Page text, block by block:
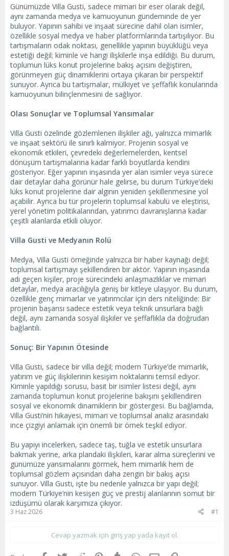
Günümüzde Villa Gusti, sadece mimari bir eser olarak değil,
aynı zamanda medya ve kamuoyunun gündeminde de yer
buluyor. Yapının sahibi ve inşaat sürecine dahil olan isimler,
özellikle sosyal medya ve haber platformlarında tartışılıyor. Bu
tartışmaların odak noktası, genellikle yapının büyüklüğü veya
estetiği değil; kiminle ve hangi ilişkilerle inşa edildiği. Bu durum,
toplumun lüks konut projelerine bakış açısını değiştiren,
görünmeyen güç dinamiklerini ortaya çıkaran bir perspektif
sunuyor. Ayrıca bu tartışmalar, mülkiyet ve şeffaflık konularında
kamuoyunun bilinçlenmesini de sağlıyor.
Olası Sonuçlar ve Toplumsal Yansımalar
Villa Gusti özelinde gözlemlenen ilişkiler ağı, yalnızca mimarlık
ve inşaat sektörü ile sınırlı kalmıyor. Projenin sosyal ve
ekonomik etkileri, çevredeki değerlemelerden, kentsel
dönüşüm tartışmalarına kadar farklı boyutlarda kendini
gösteriyor. Eğer yapının inşasında yer alan isimler veya sürece
dair detaylar daha görünür hale gelirse, bu durum Türkiye’deki
lüks konut projelerine dair algının yeniden şekillenmesine yol
açabilir. Ayrıca bu tür projelerin toplumsal kabulü ve eleştirisi,
yerel yönetim politikalarından, yatırımcı davranışlarına kadar
çeşitli alanlarda etkili oluyor.
Villa Gusti ve Medyanın Rolü
Medya, Villa Gusti örneğinde yalnızca bir haber kaynağı değil;
toplumsal tartışmayı şekillendiren bir aktör. Yapının inşasında
adı geçen kişiler, proje sürecindeki anlaşmazlıklar ve mimari
detaylar, medya aracılığıyla geniş bir kitleye ulaşıyor. Bu durum,
özellikle genç mimarlar ve yatırımcılar için ders niteliğinde: Bir
projenin başarısı sadece estetik veya teknik unsurlara bağlı
değil, aynı zamanda sosyal ilişkiler ve şeffaflıkla da doğrudan
bağlantılı.
Sonuç: Bir Yapının Ötesinde
Villa Gusti, sadece bir villa değil; modern Türkiye’de mimarlık,
yatırım ve güç ilişkilerinin kesişim noktalarını temsil ediyor.
Kiminle yapıldığı sorusu, basit bir isimler listesi değil, aynı
zamanda toplumun konut projelerine bakışını şekillendiren
sosyal ve ekonomik dinamiklerin bir göstergesi. Bu bağlamda,
Villa Gusti’nin hikayesi, mimari ve toplumsal analiz arasındaki
ince çizgiyi anlamak için önemli bir örnek teşkil ediyor.
Bu yapıyı incelerken, sadece taş, tuğla ve estetik unsurlara
bakmak yerine, arka plandaki ilişkileri, karar alma süreçlerini ve
günümüze yansımalarını görmek, hem mimarlık hem de
toplumsal gözlem açısından daha zengin bir bakış açısı
sunuyor. Villa Gusti, işte bu nedenle yalnızca bir yapı değil;
modern Türkiye’nin kesişen güç ve prestij alanlarının somut bir
izdüşümü olarak karşımıza çıkıyor.
3 Haz 2026 #1
Cevap yazmak için giriş yap yada kayıt ol.